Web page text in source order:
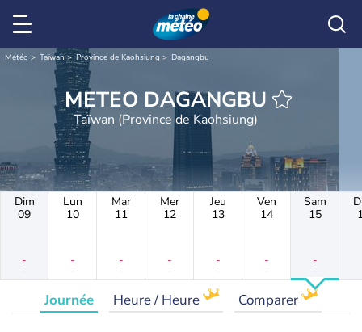
Météo Taïwan Province de Kaohsiung Dagangbu
METEO DAGANGBU
Taïwan (Province de Kaohsiung)
Dim
09
-
-
Lun
10
-
-
Mar
11
-
-
Mer
12
-
-
Jeu
13
-
-
Ven
14
-
-
Sam
15
-
-
Journée Heure / Heure Comparer